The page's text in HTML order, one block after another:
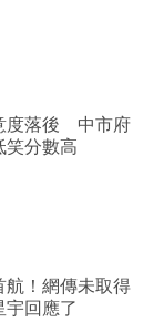
度落後 中市府
笑分數高
！網傳未取得
回應了